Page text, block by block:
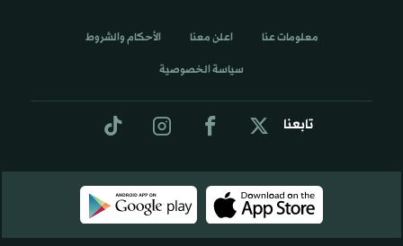
تابعنا
معلومات عنا اعلن معنا الأحكام والشروط
سياسة الخصوصية